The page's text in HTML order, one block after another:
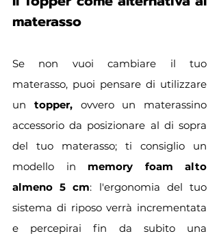
materasso
Se non vuoi cambiare il tuo
materasso, puoi pensare di utilizzare
un topper, ovvero un materassino
accessorio da posizionare al di sopra
del tuo materasso; ti consiglio un
modello in memory foam alto
almeno 5 cm: l'ergonomia del tuo
sistema di riposo verrà incrementata
e percepirai fin da subito una